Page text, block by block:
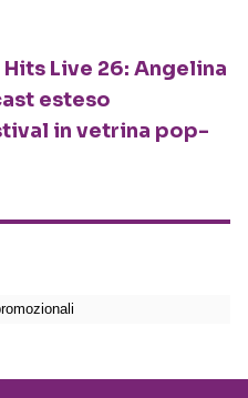
Live 26: Angelina
esteso
in vetrina pop-